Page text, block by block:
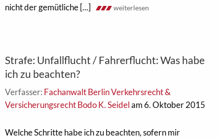
nicht der gemütliche [...]
weiterlesen
Strafe: Unfallflucht / Fahrerflucht: Was habe
ich zu beachten?
Verfasser: Fachanwalt Berlin Verkehrsrecht &
Versicherungsrecht Bodo K. Seidelam 6. Oktober 2015
Welche Schritte habe ich zu beachten, sofern mir